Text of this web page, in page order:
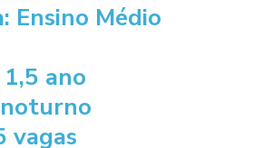
Ensino Médio
ano
vagas